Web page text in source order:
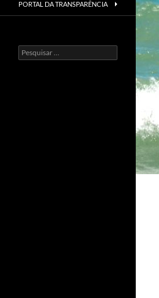
PORTAL DA TRANSPARÊNCIA
Pesquisar
por: